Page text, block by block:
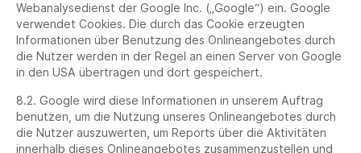
Webanalysedienst der Google Inc. („Google“) ein. Google
verwendet Cookies. Die durch das Cookie erzeugten
Informationen über Benutzung des Onlineangebotes durch
die Nutzer werden in der Regel an einen Server von Google
in den USA übertragen und dort gespeichert.
8.2. Google wird diese Informationen in unserem Auftrag
benutzen, um die Nutzung unseres Onlineangebotes durch
die Nutzer auszuwerten, um Reports über die Aktivitäten
innerhalb dieses Onlineangebotes zusammenzustellen und